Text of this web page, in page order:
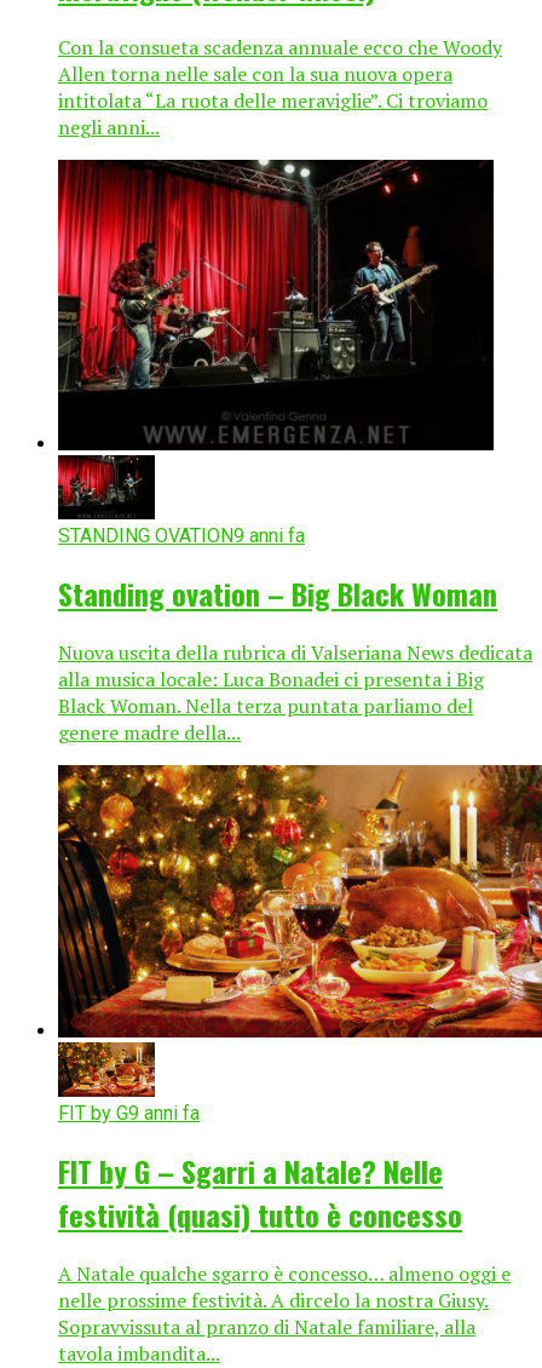
Con la consueta scadenza annuale ecco che Woody
Allen torna nelle sale con la sua nuova opera
intitolata “La ruota delle meraviglie”. Ci troviamo
negli anni...
STANDING OVATION9 anni fa
Standing ovation – Big Black Woman
Nuova uscita della rubrica di Valseriana News dedicata
alla musica locale: Luca Bonadei ci presenta i Big
Black Woman. Nella terza puntata parliamo del
genere madre della...
FIT by G9 anni fa
FIT by G – Sgarri a Natale? Nelle
festività (quasi) tutto è concesso
A Natale qualche sgarro è concesso… almeno oggi e
nelle prossime festività. A dircelo la nostra Giusy.
Sopravvissuta al pranzo di Natale familiare, alla
tavola imbandita...